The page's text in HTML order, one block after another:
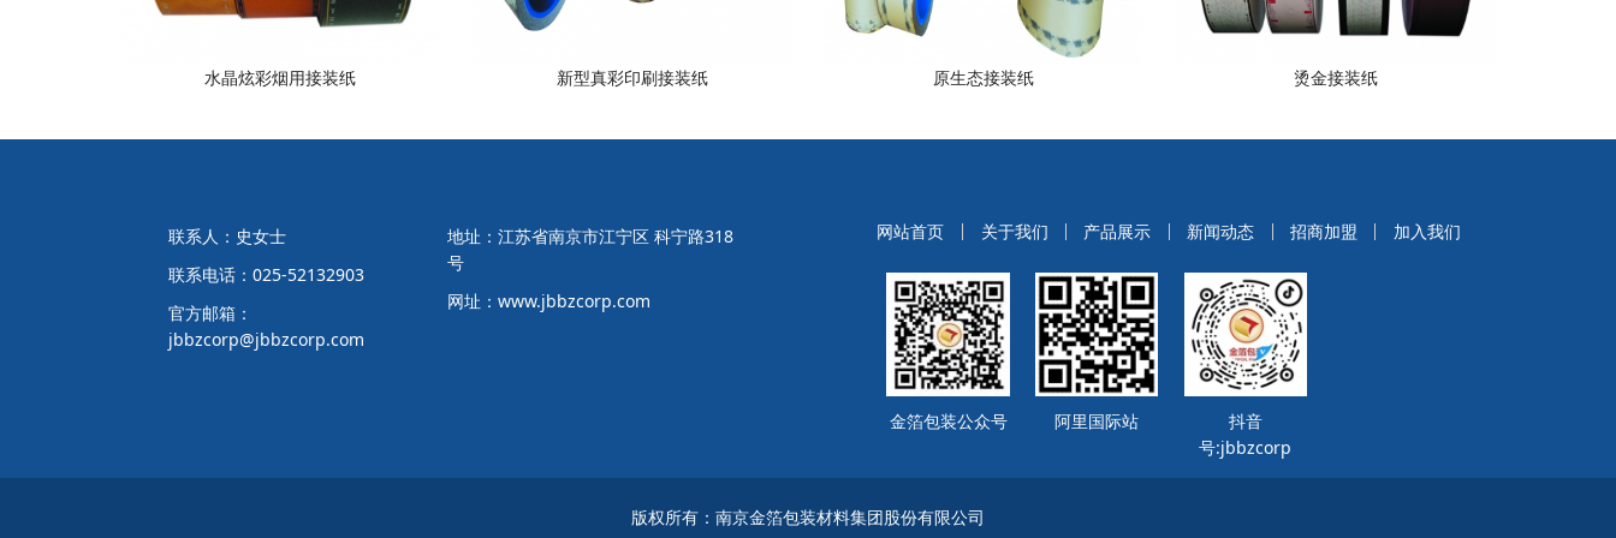
水晶炫彩烟用接装纸 新型真彩印刷接装纸 原生态接装纸 烫金接装纸
联系人：史女士
联系电话：025-52132903
官方邮箱：
jbbzcorp@jbbzcorp.com
地址：江苏省南京市江宁区 科宁路318
号
网址：www.jbbzcorp.com
网站首页 关于我们 产品展示 新闻动态 招商加盟 加入我们
金箔包装公众号 阿里国际站
抖音
号:jbbzcorp
版权所有：南京金箔包装材料集团股份有限公司